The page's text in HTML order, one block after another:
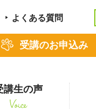
講生の声
Voice
受講のお申込み
よくある質問